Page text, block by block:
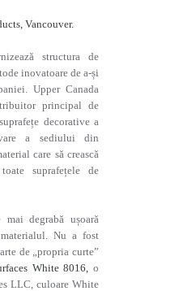
Vancouver.
structura de
inovatoare de a-și
Upper Canada
principal de
decorative a
a sediului din
care să crească
suprafețele de
degrabă ușoară
Nu a fost
de „propria curte”
White 8016, o
LLC, culoare White